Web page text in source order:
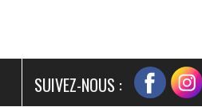
SUIVEZ-NOUS :